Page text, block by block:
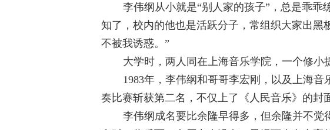
李伟纲从小就是“别人家的孩子”，总是乖
知了，校内的他也是活跃分子，常组织大家出
不被我诱惑。”
大学时，两人同在上海音乐学院，一个修小
1983年，李伟纲和哥哥李宏刚，以及上海
奏比赛斩获第二名，不仅上了《人民音乐》的封
李伟纲成名要比余隆早得多，但余隆并不